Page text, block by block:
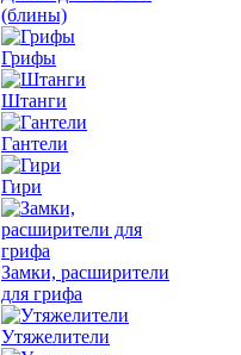
(блины)
Грифы
Штанги
Гантели
Гири
Замки, расширители
для грифа
Утяжелители